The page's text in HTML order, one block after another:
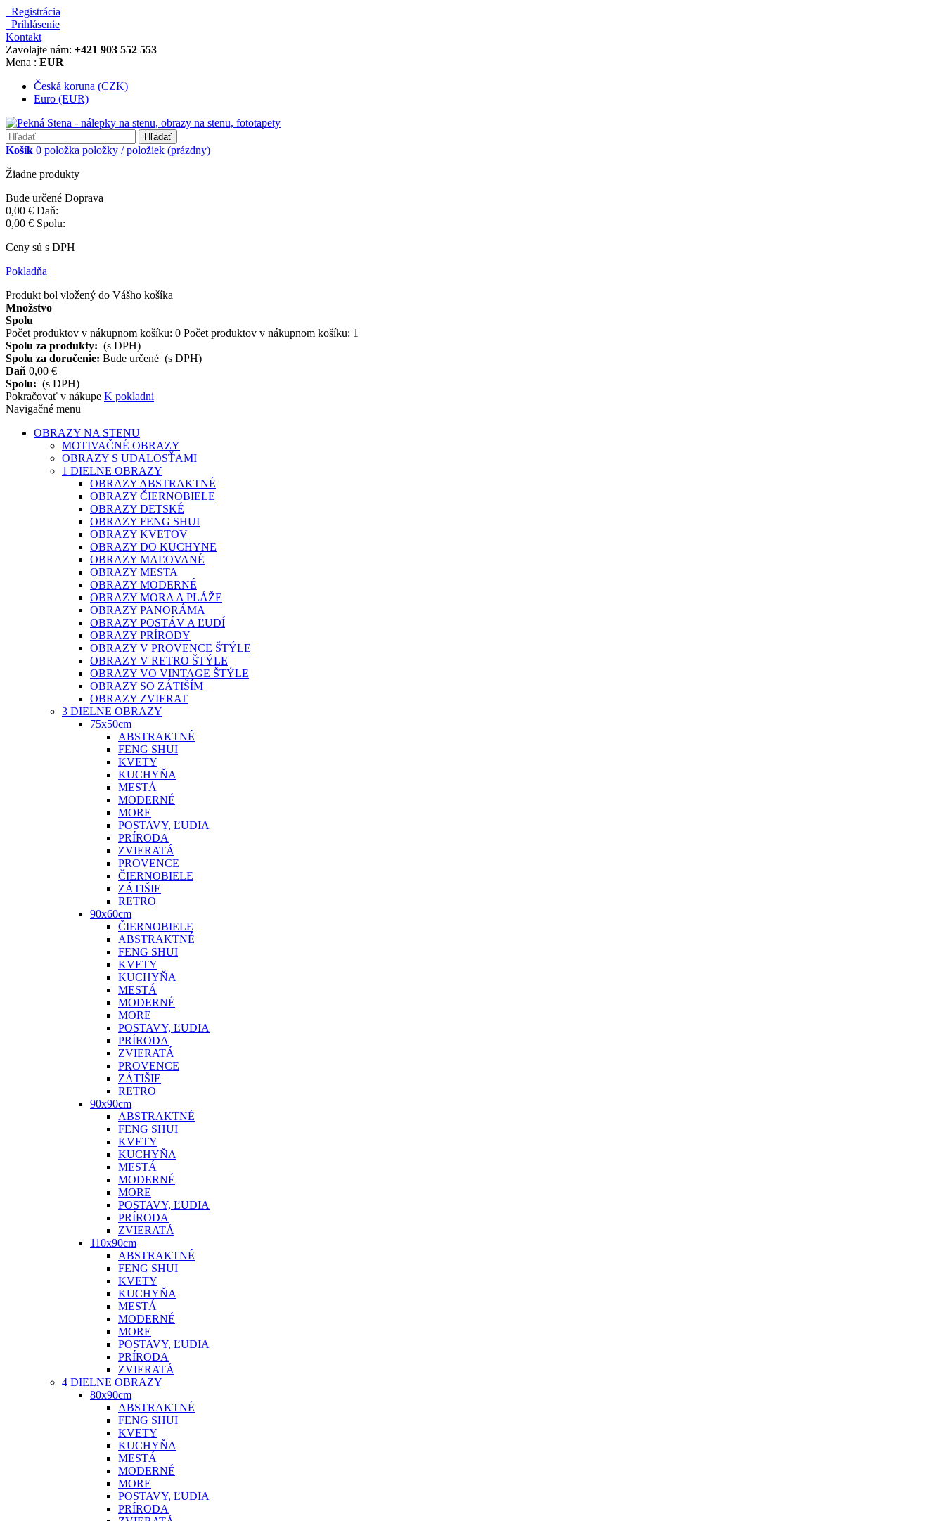
Registrácia
Prihlásenie
Kontakt
Zavolajte nám: +421 903 552 553
Mena : EUR
Česká koruna (CZK)
Euro (EUR)
Hľadať
Košík 0 položka položky / položiek (prázdny)
Žiadne produkty
Bude určené Doprava
0,00 € Daň:
0,00 € Spolu:
Ceny sú s DPH
Pokladňa
Produkt bol vložený do Vášho košíka
Množstvo
Spolu
Počet produktov v nákupnom košíku: 0 Počet produktov v nákupnom košíku: 1
Spolu za produkty: (s DPH)
Spolu za doručenie: Bude určené (s DPH)
Daň 0,00 €
Spolu: (s DPH)
Pokračovať v nákupe K pokladni
Navigačné menu
OBRAZY NA STENU
MOTIVAČNÉ OBRAZY
OBRAZY S UDALOSŤAMI
1 DIELNE OBRAZY
OBRAZY ABSTRAKTNÉ
OBRAZY ČIERNOBIELE
OBRAZY DETSKÉ
OBRAZY FENG SHUI
OBRAZY KVETOV
OBRAZY DO KUCHYNE
OBRAZY MAĽOVANÉ
OBRAZY MESTA
OBRAZY MODERNÉ
OBRAZY MORA A PLÁŽE
OBRAZY PANORÁMA
OBRAZY POSTÁV A ĽUDÍ
OBRAZY PRÍRODY
OBRAZY V PROVENCE ŠTÝLE
OBRAZY V RETRO ŠTÝLE
OBRAZY VO VINTAGE ŠTÝLE
OBRAZY SO ZÁTIŠÍM
OBRAZY ZVIERAT
3 DIELNE OBRAZY
75x50cm
ABSTRAKTNÉ
FENG SHUI
KVETY
KUCHYŇA
MESTÁ
MODERNÉ
MORE
POSTAVY, ĽUDIA
PRÍRODA
ZVIERATÁ
PROVENCE
ČIERNOBIELE
ZÁTIŠIE
RETRO
90x60cm
ČIERNOBIELE
ABSTRAKTNÉ
FENG SHUI
KVETY
KUCHYŇA
MESTÁ
MODERNÉ
MORE
POSTAVY, ĽUDIA
PRÍRODA
ZVIERATÁ
PROVENCE
ZÁTIŠIE
RETRO
90x90cm
ABSTRAKTNÉ
FENG SHUI
KVETY
KUCHYŇA
MESTÁ
MODERNÉ
MORE
POSTAVY, ĽUDIA
PRÍRODA
ZVIERATÁ
110x90cm
ABSTRAKTNÉ
FENG SHUI
KVETY
KUCHYŇA
MESTÁ
MODERNÉ
MORE
POSTAVY, ĽUDIA
PRÍRODA
ZVIERATÁ
4 DIELNE OBRAZY
80x90cm
ABSTRAKTNÉ
FENG SHUI
KVETY
KUCHYŇA
MESTÁ
MODERNÉ
MORE
POSTAVY, ĽUDIA
PRÍRODA